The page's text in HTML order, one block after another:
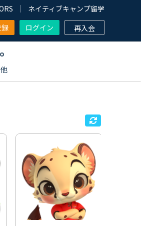
ネイティブキャンプ留学
ログイン 再入会